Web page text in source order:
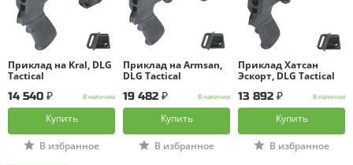
Приклад на Kral, DLG
Tactical
14 540 ₽
В наличии
Купить
В избранное
Приклад на Armsan,
DLG Tactical
19 482 ₽
В наличии
Купить
В избранное
Приклад Хатсан
Эскорт, DLG Tactical
13 892 ₽
В наличии
Купить
В избранное